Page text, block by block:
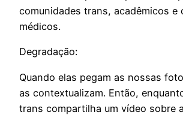
comunidades trans, acadêmicos e
médicos.
Degradação:
Quando elas pegam as nossas
as contextualizam. Então,
trans compartilha um vídeo sobre